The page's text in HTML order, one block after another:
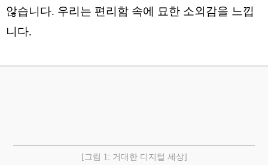
않습니다. 우리는 편리함 속에 묘한 소외감을 느낍
니다.
[그림 1: 거대한 디지털 세상]